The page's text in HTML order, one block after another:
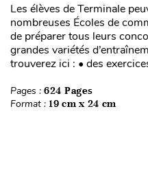
Les élèves de Terminale
nombreuses Écoles de
de préparer tous leurs
grandes variétés
trouverez ici : • des
Pages : 624 Pages
Format : 19 cm x 24 cm